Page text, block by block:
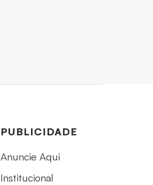
PUBLICIDADE
Anuncie Aqui
Institucional